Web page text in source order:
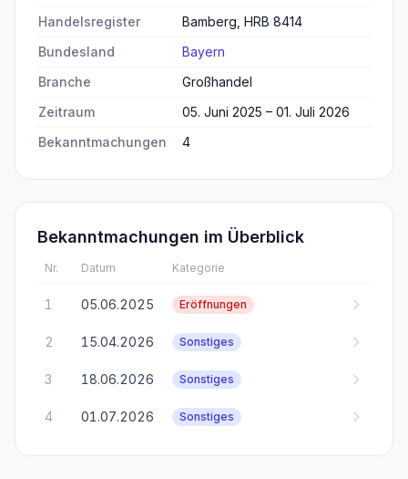
Handelsregister
Bamberg, HRB 8414
Bundesland
Bayern
Branche
Großhandel
Zeitraum
05. Juni 2025 – 01. Juli 2026
Bekanntmachungen
4
Bekanntmachungen im Überblick
Nr. Datum Kategorie
1 05.06.2025 Eröffnungen
2 15.04.2026 Sonstiges
3 18.06.2026 Sonstiges
4 01.07.2026 Sonstiges